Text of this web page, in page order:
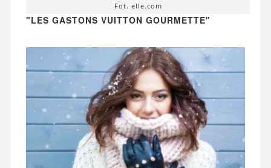
Fot. elle.com
"LES GASTONS VUITTON GOURMETTE"